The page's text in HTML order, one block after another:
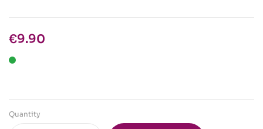
€9.90
Quantity